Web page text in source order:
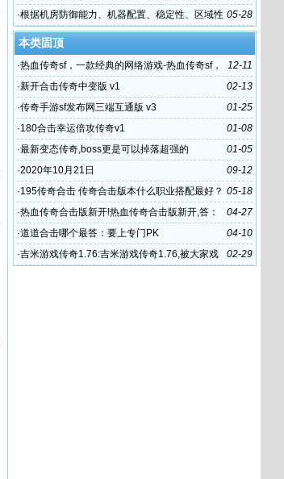
古传奇 v1
05-28
·根据机房防御能力、机器配置、稳定性、区域性
等情
本类固顶
12-11
·热血传奇sf，一款经典的网络游戏-热血传奇sf，
一个充满激情与冒险的世界
02-13
·新开合击传奇中变版 v1
01-25
·传奇手游sf发布网三端互通版 v3
01-08
·180合击幸运倍攻传奇v1
01-05
·最新变态传奇,boss更是可以掉落超强的
09-12
·2020年10月21日
05-18
·195传奇合击 传奇合击版本什么职业搭配最好？
04-27
·热血传奇合击版新开!热血传奇合击版新开,答：
道士与道士的
04-10
·道道合击哪个最答：要上专门PK
02-29
·吉米游戏传奇1.76:吉米游戏传奇1.76,被大家戏